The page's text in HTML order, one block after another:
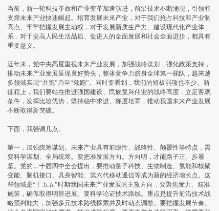
当前，新一轮科技革命和产业变革加速演进，前沿技术不断涌现，引领和
支撑未来产业快速崛起。培育发展未来产业，对于我们抢占科技和产业制
高点、牢牢把握发展主动权，对于发展新质生产力、建设现代化产业体
系，对于提高人民生活品质、促进人的全面发展和社会全面进步，都具有
重要意义。
近年来，党中央高度重视未来产业发展，加强战略谋划，强化政策支持，
推动未来产业发展呈现良好势头，整体竞争力跻身全球第一梯队，越来越
多领域实现“并跑”乃至“领跑”。同时要看到，我们的短板弱项也不少。新
征程上，我们要站在推进强国建设、民族复兴伟业的战略高度，立足客观
条件，发挥比较优势，坚持稳中求进、梯度培育，推动我国未来产业发展
不断取得新突破。
下面，我强调几点。
第一，加强统筹谋划。未来产业具有前瞻性、战略性、颠覆性等特点，需
要科学谋划、全局统筹。要把准发展方向。方向明，才能路子正、步履
坚。党的二十届四中全会提出，要推动量子科技、生物制造、氢能和核聚
变能、脑机接口、具身智能、第六代移动通信等成为新的经济增长点。这
些领域是“十五五”时期我国未来产业发展的主攻方向，要聚焦发力、精准
施策，确保取得明显进展。要科学论证技术路线。重点是提升前沿技术战
略预判能力，加强多元技术路线探索并及时动态调整。要把握发展节奏。